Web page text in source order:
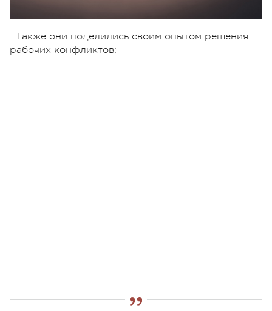
Также они поделились своим опытом решения
рабочих конфликтов: